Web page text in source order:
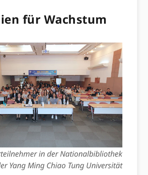
für Wachstum
in der Nationalbibliothek
Yang Ming Chiao Tung Universität